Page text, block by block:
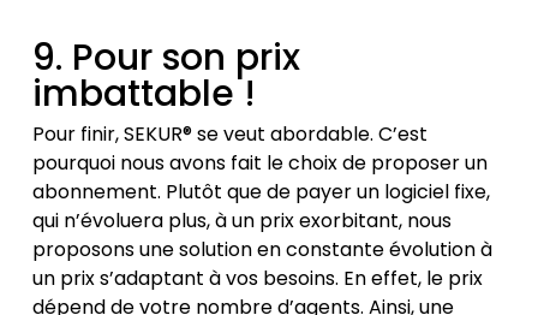
9. Pour son prix
imbattable !
Pour finir, SEKUR® se veut abordable. C’est
pourquoi nous avons fait le choix de proposer un
abonnement. Plutôt que de payer un logiciel fixe,
qui n’évoluera plus, à un prix exorbitant, nous
proposons une solution en constante évolution à
un prix s’adaptant à vos besoins. En effet, le prix
dépend de votre nombre d’agents. Ainsi, une